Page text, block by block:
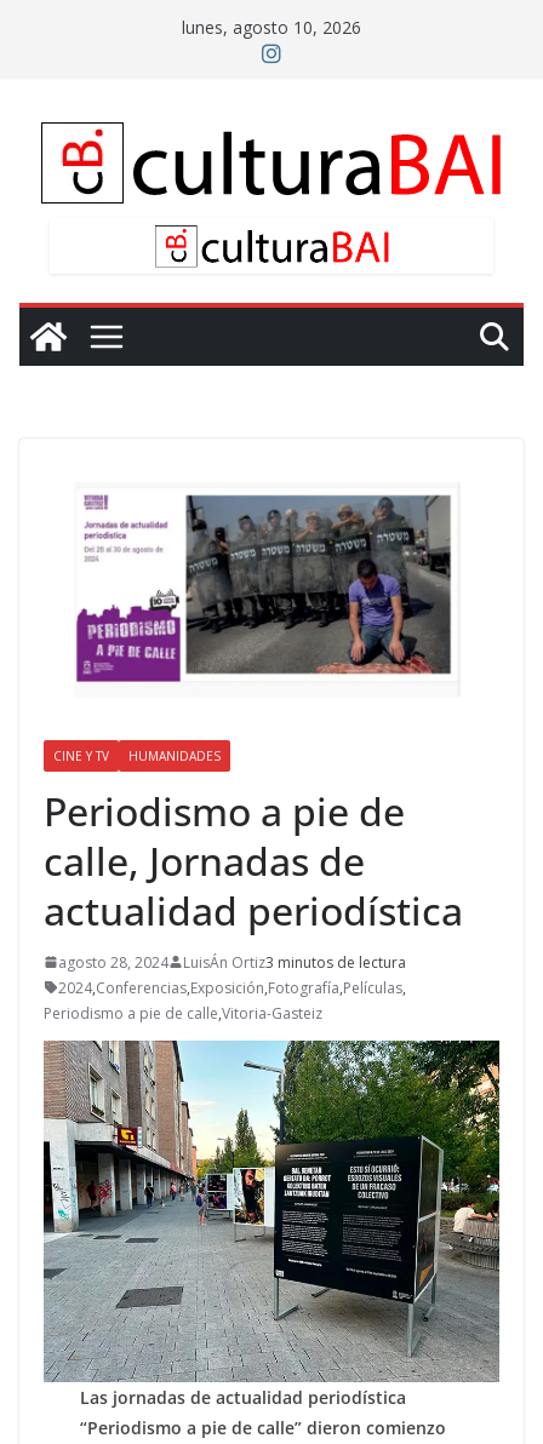
lunes, agosto 10, 2026
CINE Y TV HUMANIDADES
Periodismo a pie de
calle, Jornadas de
actualidad periodística
agosto 28, 2024 LuisÁn Ortiz3 minutos de lectura
2024,Conferencias,Exposición,Fotografía,Películas,
Periodismo a pie de calle,Vitoria-Gasteiz
Las jornadas de actualidad periodística
“Periodismo a pie de calle” dieron comienzo